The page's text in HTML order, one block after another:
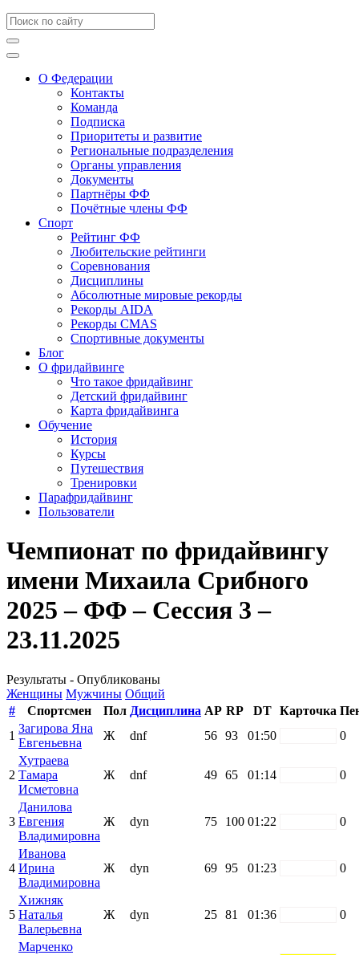
О Федерации
Контакты
Команда
Подписка
Приоритеты и развитие
Региональные подразделения
Органы управления
Документы
Партнёры ФФ
Почётные члены ФФ
Спорт
Рейтинг ФФ
Любительские рейтинги
Соревнования
Дисциплины
Абсолютные мировые рекорды
Рекорды AIDA
Рекорды CMAS
Спортивные документы
Блог
О фридайвинге
Что такое фридайвинг
Детский фридайвинг
Карта фридайвинга
Обучение
История
Курсы
Путешествия
Тренировки
Парафридайвинг
Пользователи
Чемпионат по фридайвингу
имени Михаила Срибного
2025 – ФФ – Сессия 3 –
23.11.2025
Результаты - Опубликованы
Женщины Мужчины Общий
#
Спортсмен Пол Дисциплина AP RP DT Карточка
1
Загирова Яна
Евгеньевна
Ж dnf 56 93 01:50 0
2
Хутраева
Тамара
Исметовна
Ж dnf 49 65 01:14 0
3
Данилова
Евгения
Владимировна
Ж dyn 75 100 01:22 0
4
Иванова
Ирина
Владимировна
Ж dyn 69 95 01:23 0
5
Хижняк
Наталья
Валерьевна
Ж dyn 25 81 01:36 0
Марченко